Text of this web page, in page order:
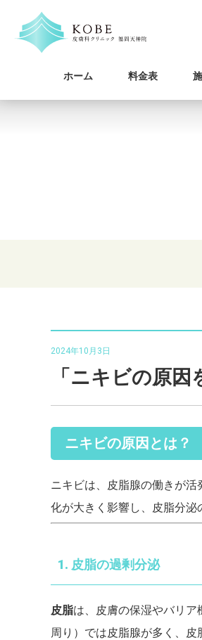
ホーム 料金表
2024年10月3日
「ニキビの原
ニキビの原因とは？
ニキビは、皮脂腺の働きが
化が大きく影響し、皮脂分泌
1. 皮脂の過剰分泌
皮脂は、皮膚の保湿やバリ
周り）では皮脂腺が多く、皮